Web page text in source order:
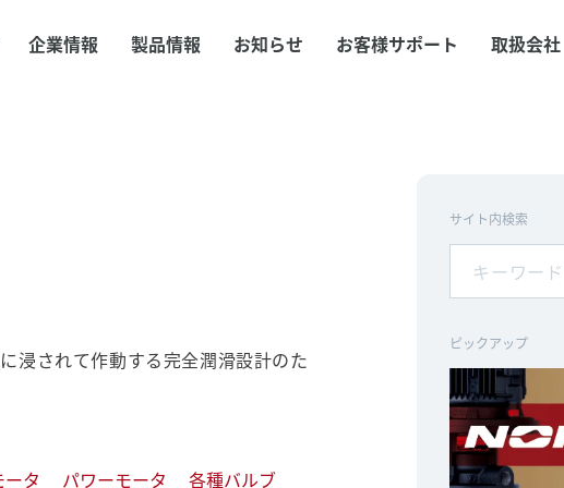
企業情報 製品情報 お知らせ お客様サポート 取扱会社
浸されて作動する完全潤滑設計のた
タ パワーモータ 各種バルブ
サイト内検索
ピックアップ